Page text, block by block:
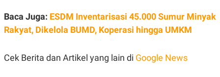
K
N
N
T
L
P
S
Baca Juga: ESDM Inventarisasi 45.000 Sumur Minyak
Rakyat, Dikelola BUMD, Koperasi hingga UMKM
Cek Berita dan Artikel yang lain di Google News